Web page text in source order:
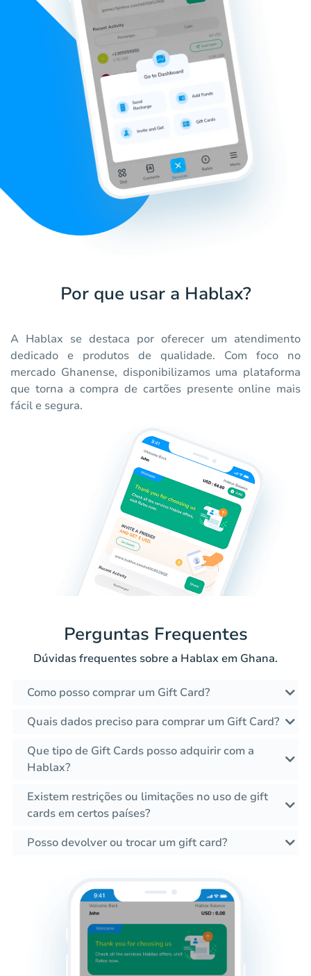
Por que usar a Hablax?
A Hablax se destaca por oferecer um atendimento
dedicado e produtos de qualidade. Com foco no
mercado Ghanense, disponibilizamos uma plataforma
que torna a compra de cartões presente online mais
fácil e segura.
Perguntas Frequentes
Dúvidas frequentes sobre a Hablax em Ghana.
Como posso comprar um Gift Card?
Quais dados preciso para comprar um Gift Card?
Que tipo de Gift Cards posso adquirir com a
Hablax?
Existem restrições ou limitações no uso de gift
cards em certos países?
Posso devolver ou trocar um gift card?